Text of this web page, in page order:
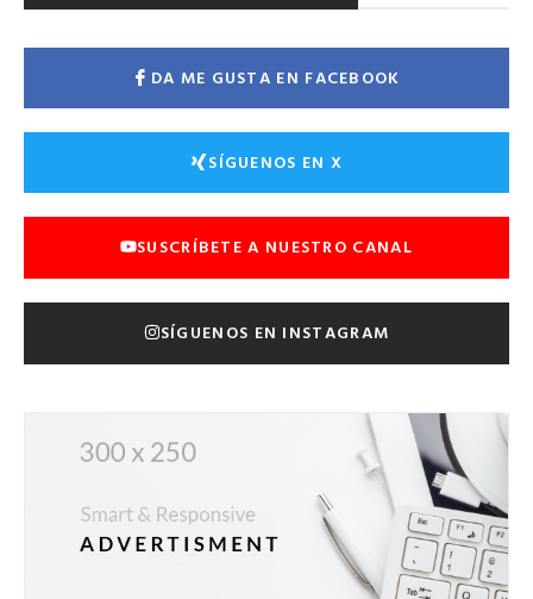
DA ME GUSTA EN FACEBOOK
SÍGUENOS EN X
SUSCRÍBETE A NUESTRO CANAL
SÍGUENOS EN INSTAGRAM